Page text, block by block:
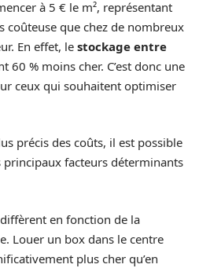
à 5 € le m², représentant
coûteuse que chez de nombreux
En effet, le stockage entre
60 % moins cher. C’est donc une
ceux qui souhaitent optimiser
précis des coûts, il est possible
principaux facteurs déterminants
en fonction de la
Louer un box dans le centre
plus cher qu’en